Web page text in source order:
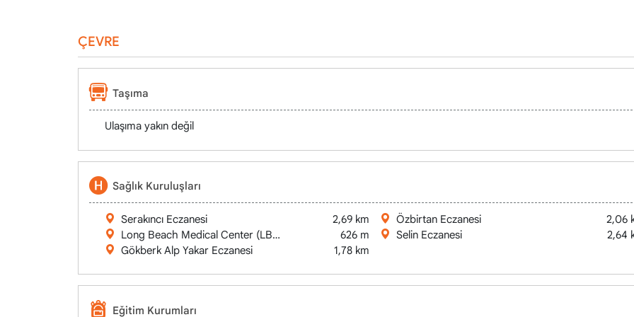
ÇEVRE
Taşıma
Ulaşıma yakın değil
Sağlık Kuruluşları
Serakıncı Eczanesi
2,69 km
Long Beach Medical Center (LBMC)
626 m
Gökberk Alp Yakar Eczanesi
1,78 km
Özbirtan Eczanesi
2,06
Selin Eczanesi
2,64
Eğitim Kurumları